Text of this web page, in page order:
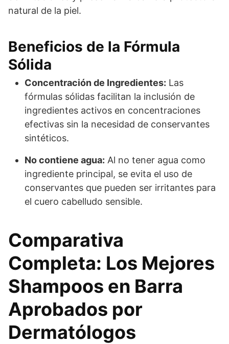
natural de la piel.
Beneficios de la Fórmula
Sólida
Concentración de Ingredientes: Las
fórmulas sólidas facilitan la inclusión de
ingredientes activos en concentraciones
efectivas sin la necesidad de conservantes
sintéticos.
No contiene agua: Al no tener agua como
ingrediente principal, se evita el uso de
conservantes que pueden ser irritantes para
el cuero cabelludo sensible.
Comparativa
Completa: Los Mejores
Shampoos en Barra
Aprobados por
Dermatólogos